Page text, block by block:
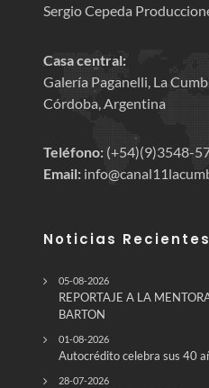
Sergio Cepeda
Casa central:
Galería Paganelli, La
Córdoba, Argentina
Teléfono: (+54)(9)3548-
Email:
Noticias Recientes
05-08-2026
REPORTAJE A LA
BARTON
01-08-2026
Autocrédito celebra sus 40
28-07-2026